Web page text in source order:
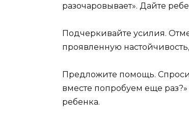
разочаровывает». Дайте
Подчеркивайте усилия.
проявленную
Предложите помощь.
вместе попробуем еще
ребенка.